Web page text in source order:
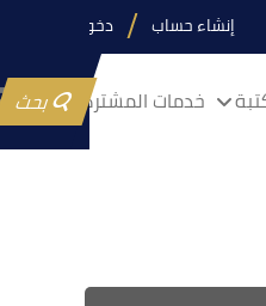
دخول إنشاء حساب
خدمات المشتركينبحث